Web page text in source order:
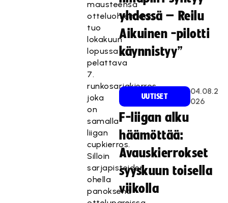
mausteensa
otteluohjelmaan
tuo
lokakuun
lopussa
pelattava
7.
runkosarjakierros,
joka
on
samalla
liigan
cupkierros.
Silloin
sarjapisteiden
ohella
panoksena
yhdessä – Reilu
Aikuinen -pilotti
käynnistyy”
UUTISET
04.08.2
026
F-liigan alku
häämöttää:
Avauskierrokset
syyskuun toisella
viikolla